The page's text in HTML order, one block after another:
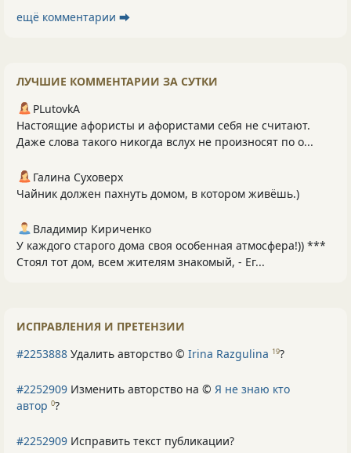
ещё комментарии ⮕
ЛУЧШИЕ КОММЕНТАРИИ ЗА СУТКИ
PLutоvkА
Настоящие афористы и афористами себя не считают.
Даже слова такого никогда вслух не произносят по о...
Галина Суховерх
Чайник должен пахнуть домом, в котором живёшь.)
Владимир Кириченко
У каждого старого дома своя особенная атмосфера!)) ***
Стоял тот дом, всем жителям знакомый, - Ег...
ИСПРАВЛЕНИЯ И ПРЕТЕНЗИИ
#2253888 Удалить авторство © Irina Razgulina 19?
#2252909 Изменить авторство на © Я не знаю кто
автор 0?
#2252909 Исправить текст публикации?